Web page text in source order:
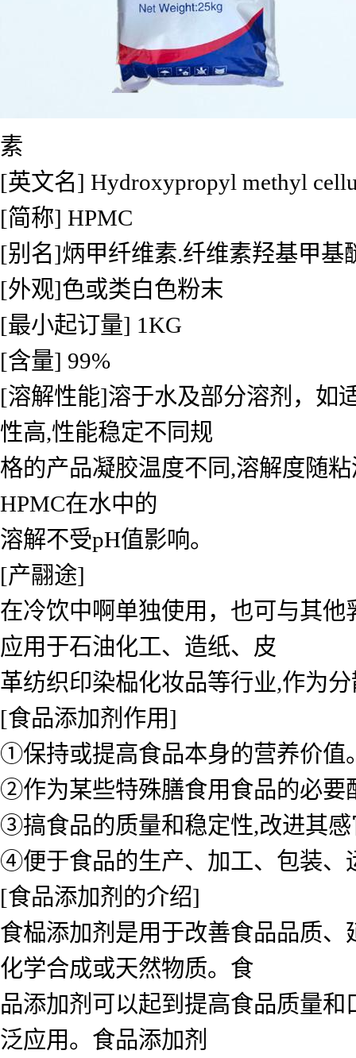
素
[英文名] Hydroxypropyl methyl
[简称] HPMC
[别名]炳甲纤维素.纤维素羟基甲基
[外观]色或类白色粉末
[最小起订量] 1KG
[含量] 99%
[溶解性能]溶于水及部分溶剂，如
性高,性能稳定不同规
格的产品凝胶温度不同,溶解度随
HPMC在水中的
溶解不受pH值影响。
[产翮途]
在冷饮中啊单独使用，也可与其
应用于石油化工、造纸、皮
革纺织印染榀化妆品等行业,作为
[食品添加剂作用]
①保持或提高食品本身的营养价值
②作为某些特殊膳食用食品的必要
③搞食品的质量和稳定性,改进其
④便于食品的生产、加工、包装、
[食品添加剂的介绍]
食榀添加剂是用于改善食品品质
化学合成或天然物质。食
品添加剂可以起到提高食品质量
泛应用。食品添加剂